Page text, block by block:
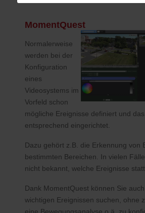
MomentQuest
Normalerweise
werden bei der
Konfiguration
eines
Videosystems im
Vorfeld schon
mögliche Ereignisse definiert und
entsprechend eingerichtet.
Dazu gehört z.B. die Erkennung von
bestimmten Bereichen. In vielen
nicht bekannt, welche Ereignisse
Dank MomentQuest können Sie
wichtigen Ereignissen suchen, ohne